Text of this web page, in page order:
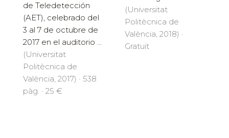
de Teledetección
(AET), celebrado del
3 al 7 de octubre de
2017 en el auditorio ...
(Universitat
Politècnica de
València, 2017) · 538
pàg. · 25 €
(Universitat
Politècnica de
València, 2018) ·
Gratuït